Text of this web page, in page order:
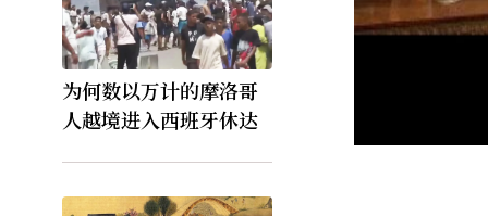
为何数以万计的摩洛哥
人越境进入西班牙休达